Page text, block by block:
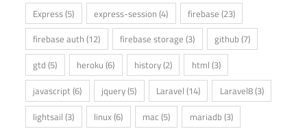
Express(5) express-session (4) firebase (23)
firebase auth (12) firebase storage (3) github (7)
gtd (5) heroku (6) history(2) html (3)
javascript(6) jquery(5) Laravel (14) Laravel8(3)
lightsail (3) linux(6) mac (5) mariadb (3)